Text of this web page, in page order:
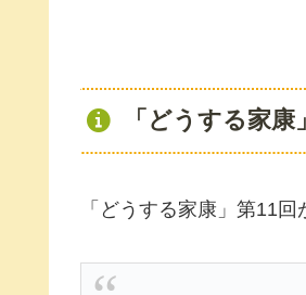
「どうする家
「どうする家康」第11